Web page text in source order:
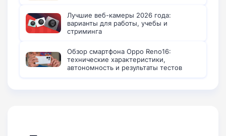
Лучшие веб-камеры 2026 года:
варианты для работы, учебы и
стриминга
Обзор смартфона Oppo Reno16:
технические характеристики,
автономность и результаты тестов